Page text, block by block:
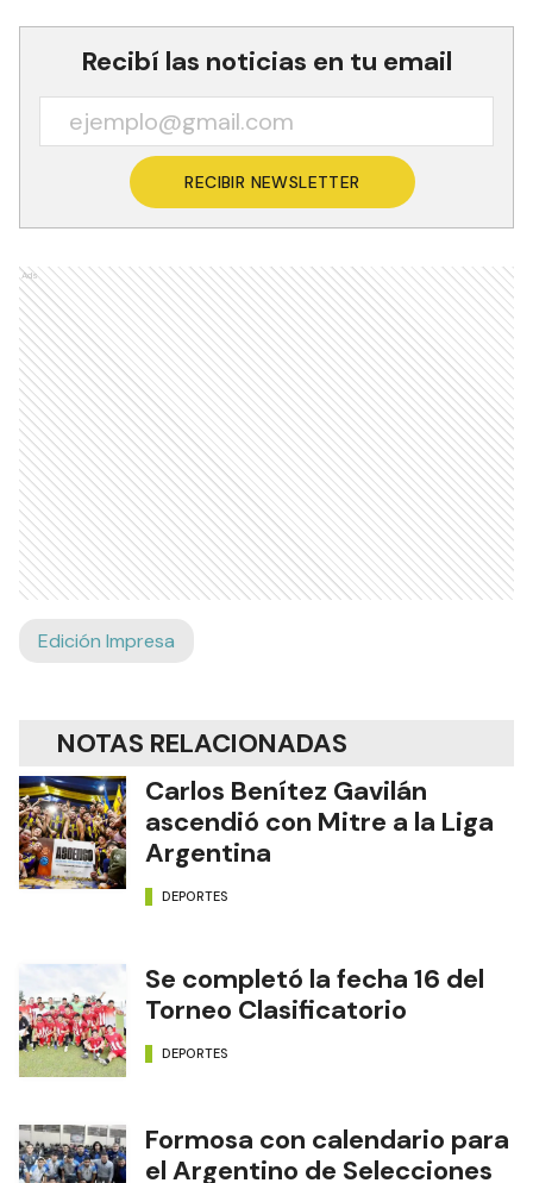
Liga Nacional de Básquetbol.
Recibí las noticias en tu email
RECIBIR NEWSLETTER
Ads
Edición Impresa
NOTAS RELACIONADAS
Carlos Benítez Gavilán
ascendió con Mitre a la Liga
DEPORTES
Se completó la fecha 16 del
DEPORTES